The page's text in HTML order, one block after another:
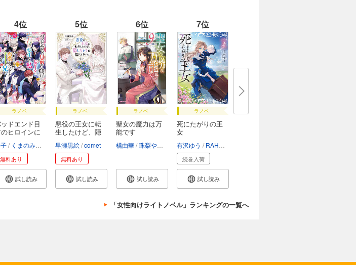
4位
ラノベ
ドエンド目
ヒロインに
くまのみ鮭 彩月つかさ
無料あり
試し読み
5位
ラノベ
悪役の王女に転
生したけど、隠
早瀬黒絵 comet
無料あり
試し読み
6位
ラノベ
聖女の魔力は万
能です
橘由華 珠梨やすゆき
試し読み
7位
ラノベ
死にたがりの王
女
有沢ゆう RAHWIA
続巻入荷
試し読み
「女性向けライトノベル」ランキングの一覧へ